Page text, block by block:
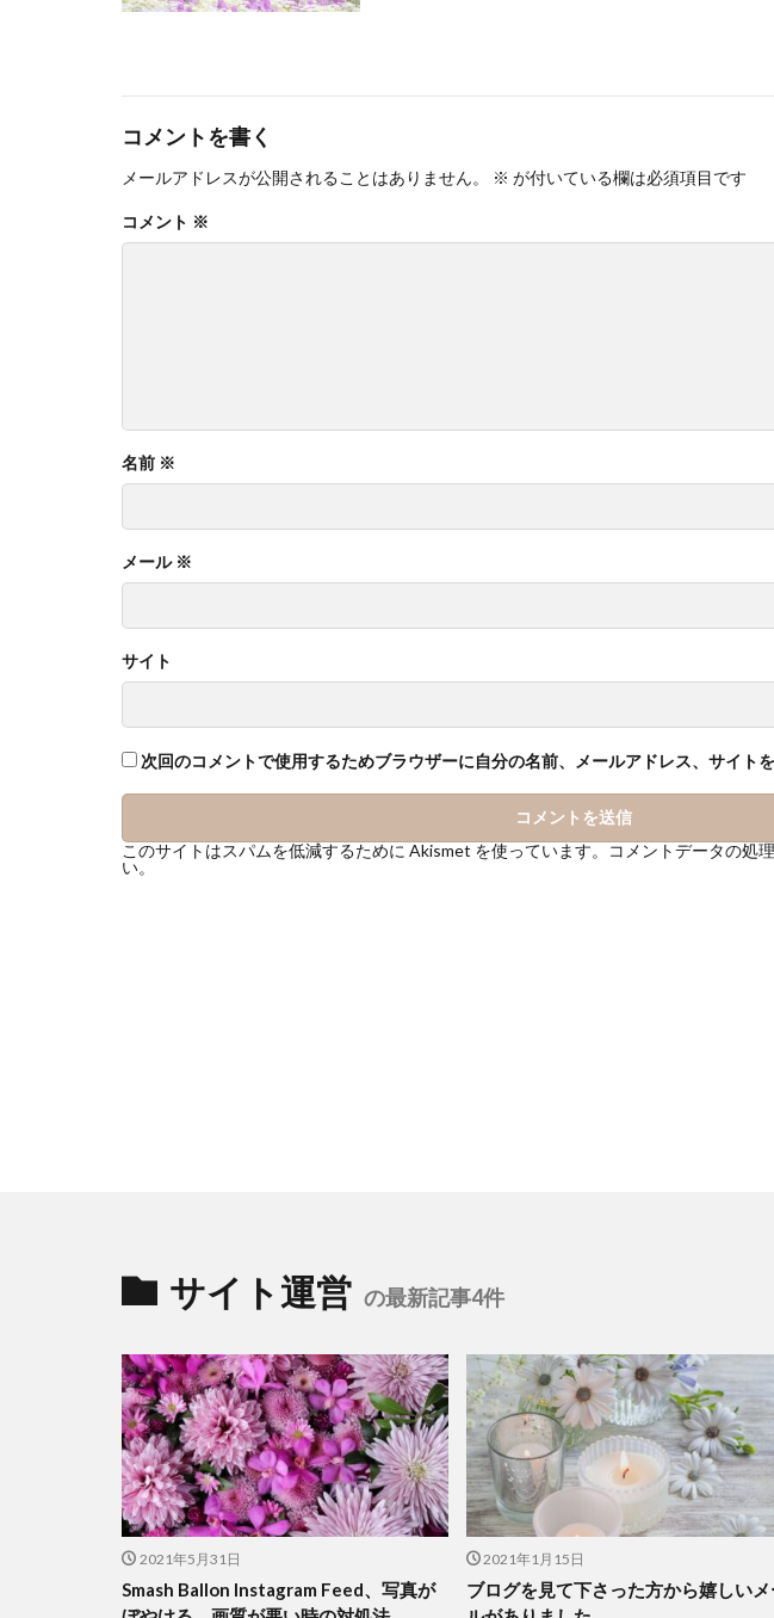
コメントを書く
メールアドレスが公開されることはありません。 ※ が付いている欄は必須項目です
コメント ※
名前 ※
メール ※
サイト
次回のコメントで使用するためブラウザーに自分の名前、メールアドレス、サイトを
このサイトはスパムを低減するために Akismet を使っています。
コメントデータの処
い。
サイト運営 の最新記事4件
2021年5月31日
Smash Ballon Instagram Feed、写真が
2021年1月15日
ブログを見て下さった方から嬉しいメ